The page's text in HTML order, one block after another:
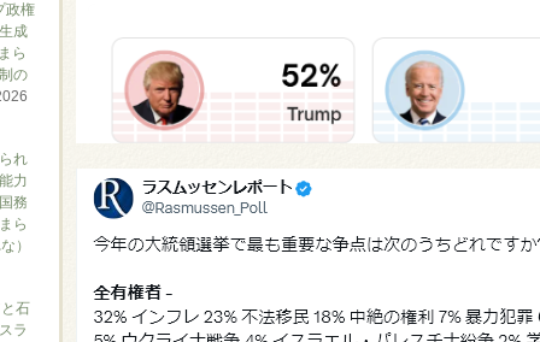
政権
成
ら
の
れ
力
務
ら
）
石
ラ